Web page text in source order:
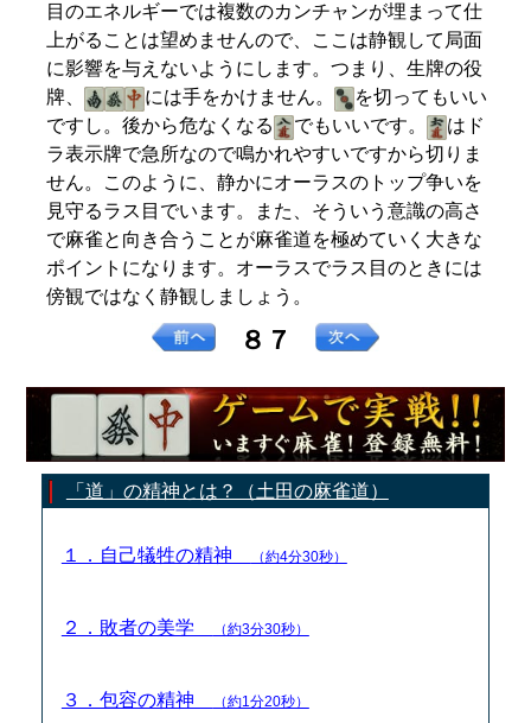
目のエネルギーでは複数のカンチャンが埋まって仕
上がることは望めませんので、ここは静観して局面
に影響を与えないようにします。つまり、生牌の役
牌、
には手をかけません。
を切ってもいい
ですし。後から危なくなる
でもいいです。
はド
ラ表示牌で急所なので鳴かれやすいですから切りま
せん。このように、静かにオーラスのトップ争いを
見守るラス目でいます。また、そういう意識の高さ
で麻雀と向き合うことが麻雀道を極めていく大きな
ポイントになります。オーラスでラス目のときには
傍観ではなく静観しましょう。
８７
「道」の精神とは？（土田の麻雀道）
１．自己犠牲の精神 （約4分30秒）
２．敗者の美学 （約3分30秒）
３．包容の精神 （約1分20秒）